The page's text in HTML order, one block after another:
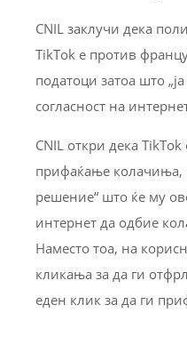
CNIL заклучи дека
TikTok е против
податоци затоа што
согласност на
CNIL откри дека
прифаќање колачиња,
решение“ што ќе му
интернет да одбие
Наместо тоа, на
кликања за да ги
еден клик за да ги